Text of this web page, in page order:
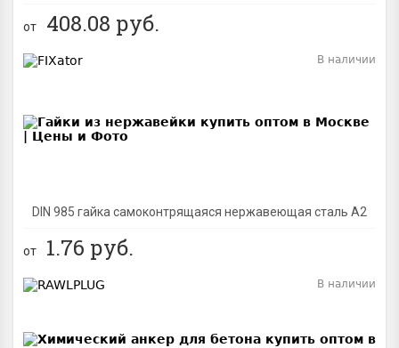
от 408.08 руб.
DIN 985 гайка самоконтрящаяся нержавеющая сталь A2
В наличии
от 1.76 руб.
В наличии